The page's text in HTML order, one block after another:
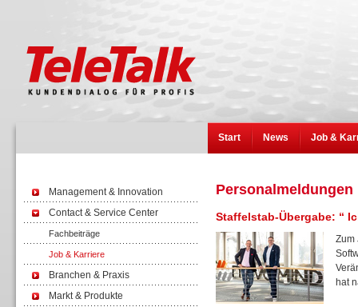
Start News Job &
Management & Innovation
Contact & Service Center
Fachbeiträge
Job & Karriere
Branchen & Praxis
Markt & Produkte
Personalmeldungen
Staffelstab-Übergabe: “
Zum
hat